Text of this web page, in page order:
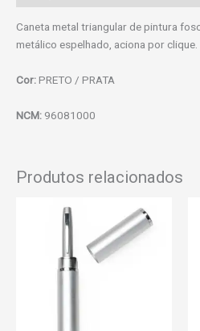
Caneta metal triangular de pintura
metálico espelhado, aciona por clique.
Cor:PRETO / PRATA
NCM: 96081000
Produtos relacionados